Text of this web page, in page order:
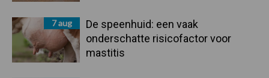
7 aug
De speenhuid: een vaak
onderschatte risicofactor voor
mastitis